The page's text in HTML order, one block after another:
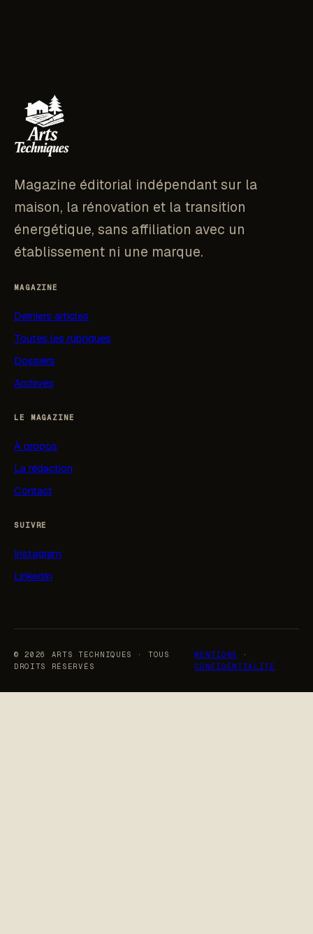
Magazine éditorial indépendant sur la
maison, la rénovation et la transition
énergétique, sans affiliation avec un
établissement ni une marque.
MAGAZINE
Derniers articles
Toutes les rubriques
Dossiers
Archives
LE MAGAZINE
À propos
La rédaction
Contact
SUIVRE
Instagram
LinkedIn
© 2026
ARTS TECHNIQUES · TOUS
DROITS RÉSERVÉS
MENTIONS
·
CONFIDENTIALITÉ